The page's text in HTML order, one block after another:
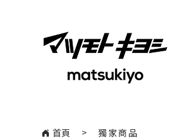
首頁 ​> 獨家商品